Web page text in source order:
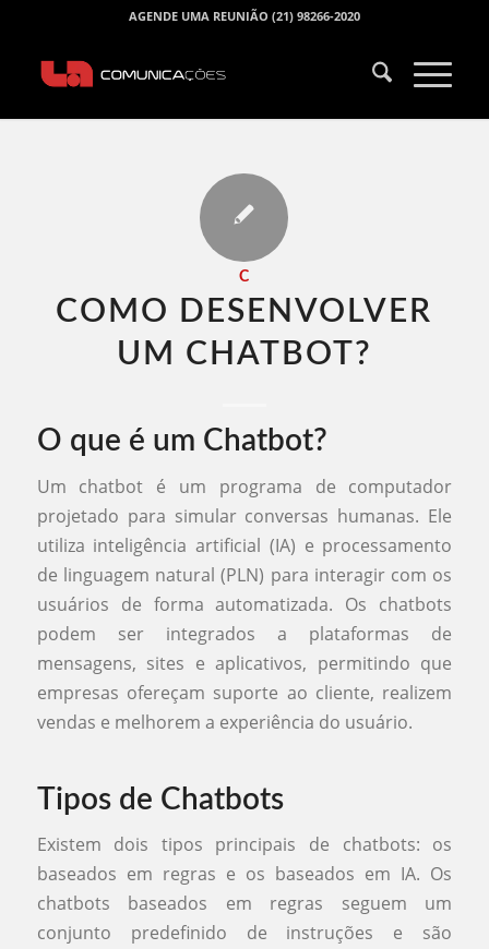
AGENDE UMA REUNIÃO (21) 98266-2020
C
COMO DESENVOLVER
UM CHATBOT​?
O que é um Chatbot?
Um chatbot é um programa de computador
projetado para simular conversas humanas. Ele
utiliza inteligência artificial (IA) e processamento
de linguagem natural (PLN) para interagir com os
usuários de forma automatizada. Os chatbots
podem ser integrados a plataformas de
mensagens, sites e aplicativos, permitindo que
empresas ofereçam suporte ao cliente, realizem
vendas e melhorem a experiência do usuário.
Tipos de Chatbots
Existem dois tipos principais de chatbots: os
baseados em regras e os baseados em IA. Os
chatbots baseados em regras seguem um
conjunto predefinido de instruções e são